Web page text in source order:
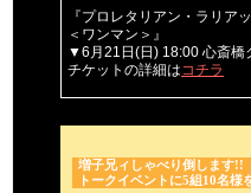
『プロレタリアン・ラリア
＜ワンマン＞』
▼6月21日(日) 18:00 心斎橋
チケットの詳細はコチラ
増子兄ィしゃべり倒します!!
トークイベントに5組10名様